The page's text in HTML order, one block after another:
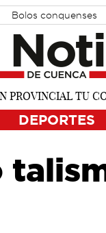
Bolos conquenses
DEPORTES